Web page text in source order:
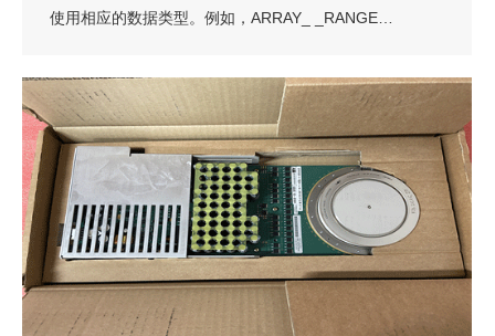
使用相应的数据类型。例如，ARRAY_ _RANGE…